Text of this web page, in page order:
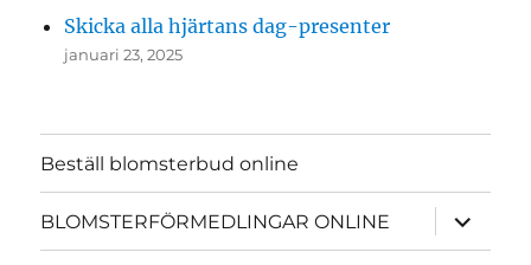
Skicka alla hjärtans dag-presenter
januari 23, 2025
Beställ blomsterbud online
BLOMSTERFÖRMEDLINGAR ONLINE